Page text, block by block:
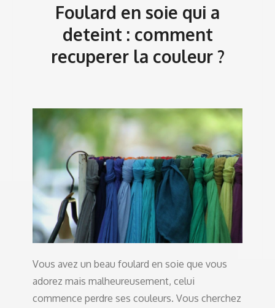
Foulard en soie qui a
deteint : comment
recuperer la couleur ?
Vous avez un beau foulard en soie que vous
adorez mais malheureusement, celui
commence perdre ses couleurs. Vous cherchez